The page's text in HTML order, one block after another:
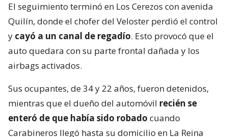
El seguimiento terminó en Los Cerezos con avenida
Quilín, donde el chofer del Veloster perdió el control
y cayó a un canal de regadío. Esto provocó que el
auto quedara con su parte frontal dañada y los
airbags activados.
Sus ocupantes, de 34 y 22 años, fueron detenidos,
mientras que el dueño del automóvil recién se
enteró de que había sido robado cuando
Carabineros llegó hasta su domicilio en La Reina